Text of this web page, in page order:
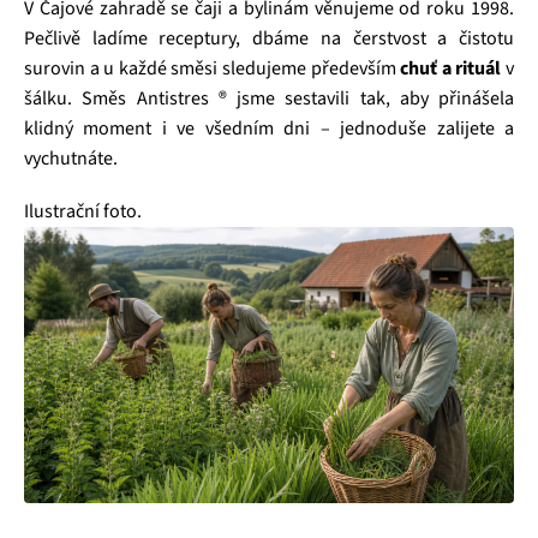
V Čajové zahradě se čaji a bylinám věnujeme od roku 1998.
Pečlivě ladíme receptury, dbáme na čerstvost a čistotu
surovin a u každé směsi sledujeme předevšímchuť a rituálv
šálku. Směs Antistres ® jsme sestavili tak, aby přinášela
klidný moment i ve všedním dni – jednoduše zalijete a
vychutnáte.
Ilustrační foto.